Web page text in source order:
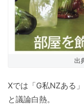
出
Xでは「G私NZある
と議論白熱。